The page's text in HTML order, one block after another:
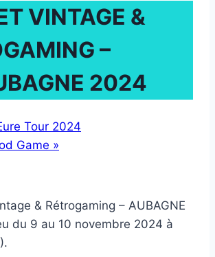
VINTAGE &
–
2024
Tour 2024
Game »
& Rétrogaming – AUBAGNE
du 9 au 10 novembre 2024 à